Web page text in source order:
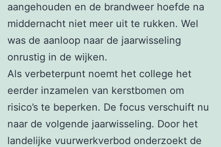
aangehouden en de brandweer hoefde na
middernacht niet meer uit te rukken. Wel
was de aanloop naar de jaarwisseling
onrustig in de wijken.
Als verbeterpunt noemt het college het
eerder inzamelen van kerstbomen om
risico’s te beperken. De focus verschuift nu
naar de volgende jaarwisseling. Door het
landelijke vuurwerkverbod onderzoekt de